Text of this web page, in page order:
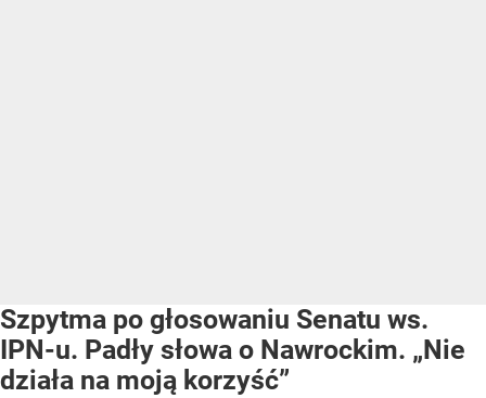
Szpytma po głosowaniu Senatu ws.
IPN-u. Padły słowa o Nawrockim. „Nie
działa na moją korzyść”